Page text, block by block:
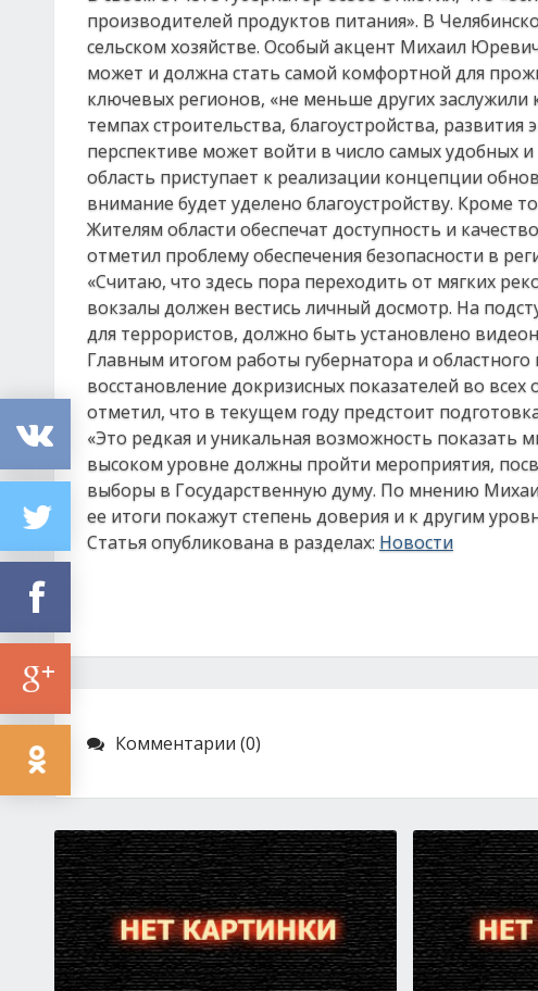
производителей продуктов питания». В
сельском хозяйстве. Особый акцент Михаил
может и должна стать самой комфортной для
ключевых регионов, «не меньше других
темпах строительства, благоустройства,
перспективе может войти в число самых удобных
область приступает к реализации концепции
внимание будет уделено благоустройству. Кроме
Жителям области обеспечат доступность и
отметил проблему обеспечения безопасности в
«Считаю, что здесь пора переходить от мягких
вокзалы должен вестись личный досмотр. На
для террористов, должно быть установлено
Главным итогом работы губернатора и
восстановление докризисных показателей во
отметил, что в текущем году предстоит
«Это редкая и уникальная возможность показать
высоком уровне должны пройти мероприятия,
выборы в Государственную думу. По мнению
ее итоги покажут степень доверия и к другим
Статья опубликована в разделах: Новости
Комментарии (0)